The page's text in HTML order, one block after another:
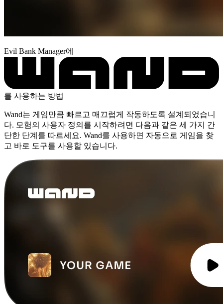
Evil Bank Manager에
를 사용하는 방법
Wand는 게임만큼 빠르고 매끄럽게 작동하도록 설계되었습니
다. 모험의 사용자 정의를 시작하려면 다음과 같은 세 가지 간
단한 단계를 따르세요. Wand를 사용하면 자동으로 게임을 찾
고 바로 도구를 사용할 있습니다.